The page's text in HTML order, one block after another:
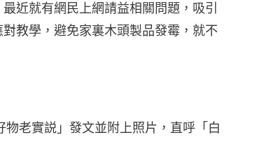
近就有網民上網請益相關問題，吸引
教學，避免家裏木頭製品發霉，就不
老實説」發文並附上照片，直呼「白